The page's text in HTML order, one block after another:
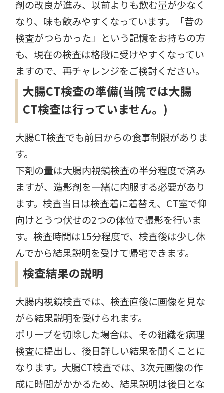
剤の改良が進み、以前よりも飲む量が少なく
なり、味も飲みやすくなっています。「昔の
検査がつらかった」という記憶をお持ちの方
も、現在の検査は格段に受けやすくなってい
ますので、再チャレンジをご検討ください。
大腸CT検査の準備(当院では大腸
CT検査は行っていません。)
大腸CT検査でも前日からの食事制限がありま
す。
下剤の量は大腸内視鏡検査の半分程度で済み
ますが、造影剤を一緒に内服する必要があり
ます。検査当日は検査着に着替え、CT室で仰
向けとうつ伏せの2つの体位で撮影を行いま
す。検査時間は15分程度で、検査後は少し休
んでから結果説明を受けて帰宅できます。
検査結果の説明
大腸内視鏡検査では、検査直後に画像を見な
がら結果説明を受けられます。
ポリープを切除した場合は、その組織を病理
検査に提出し、後日詳しい結果を聞くことに
なります。大腸CT検査では、3次元画像の作
成に時間がかかるため、結果説明は後日とな